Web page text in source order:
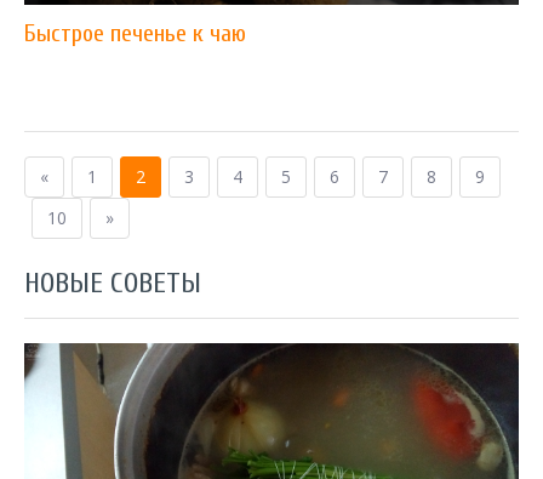
Быстрое печенье к чаю
« 1 2 3 4 5 6 7 8
9
10
»
НОВЫЕ СОВЕТЫ